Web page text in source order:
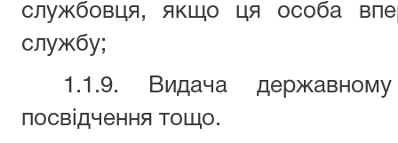
службовця, якщо ця особа
службу;
1.1.9. Видача
посвідчення тощо.